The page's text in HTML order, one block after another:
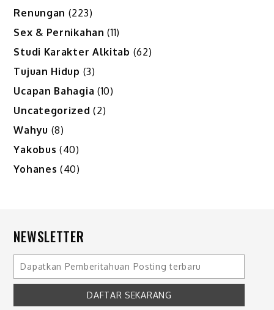
Renungan (223)
Sex & Pernikahan (11)
Studi Karakter Alkitab (62)
Tujuan Hidup (3)
Ucapan Bahagia (10)
Uncategorized (2)
Wahyu (8)
Yakobus (40)
Yohanes (40)
NEWSLETTER